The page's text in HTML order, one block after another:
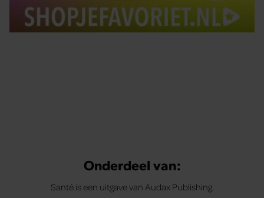
Onderdeel van:
Santé is een uitgave van Audax Publishing.